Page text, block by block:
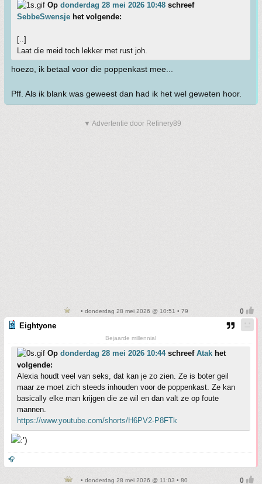
Op donderdag 28 mei 2026 10:48 schreef
SebbeSwensje het volgende:
[..]
Laat die meid toch lekker met rust joh.
hoezo, ik betaal voor die poppenkast mee...
Pff. Als ik blank was geweest dan had ik het wel geweten hoor.
▼ Advertentie door Refinery89
• donderdag 28 mei 2026 @ 10:51 • 79
Eightyone
Bejaarde millennial
Op donderdag 28 mei 2026 10:44schreef Atak het
volgende:
Alexia houdt veel van seks, dat kan je zo zien. Ze is boter geil
maar ze moet zich steeds inhouden voor de poppenkast. Ze kan
basically elke man krijgen die ze wil en dan valt ze op foute
mannen.
https://www.youtube.com/shorts/H6PV2-P8FTk
🎧
• donderdag 28 mei 2026 @ 11:03 • 80